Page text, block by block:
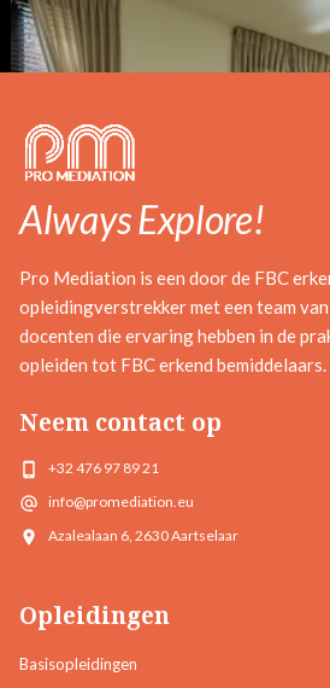
Always Explore!
Pro Mediation is een door de FBC
opleidingverstrekker met een team
docenten die ervaring hebben in de
opleiden tot FBC erkend bemiddelaars.
Neem contact op
+32 476 97 89 21
info@promediation.eu
Azalealaan 6, 2630 Aartselaar
Opleidingen
Basisopleidingen